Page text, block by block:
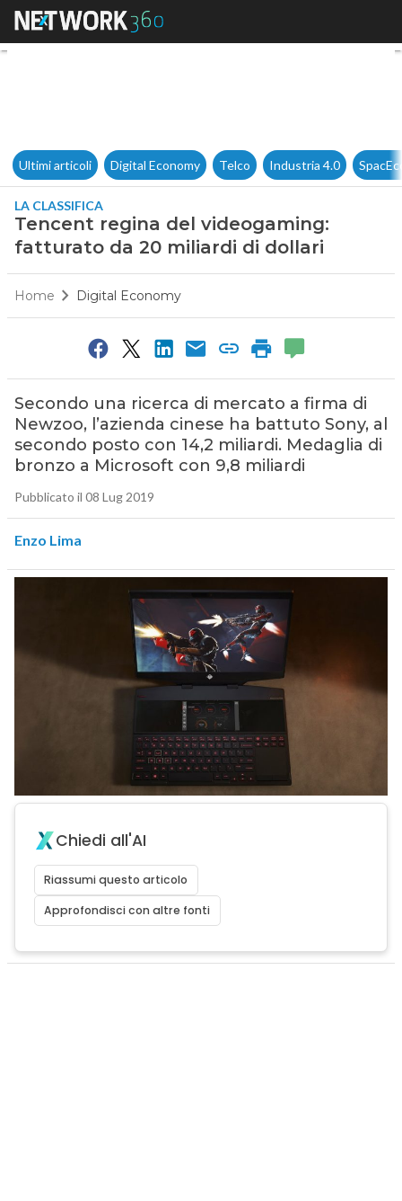
Tencent regina del
Ultimi articoli Digital Economy Telco Industria 4.0
LA CLASSIFICA
Tencent regina del videogaming:
fatturato da 20 miliardi di dollari
Home Digital Economy
Secondo una ricerca di mercato a firma di
Newzoo, l’azienda cinese ha battuto Sony, al
secondo posto con 14,2 miliardi. Medaglia di
bronzo a Microsoft con 9,8 miliardi
Pubblicato il 08 Lug 2019
Enzo Lima
Chiedi all'AI
Riassumi questo articolo
Approfondisci con altre fonti